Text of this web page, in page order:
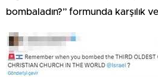
bombaladın?” formunda karşılık